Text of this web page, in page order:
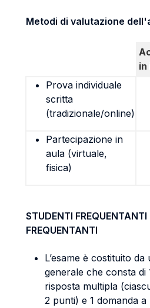
Metodi di valutazione
in
Prova individuale
scritta
(tradizionale/online)
Partecipazione in
aula (virtuale,
fisica)
STUDENTI FREQUENTANTI
FREQUENTANTI
L’esame è costituito
generale che consta di
risposta multipla
2 punti) e 1 domanda